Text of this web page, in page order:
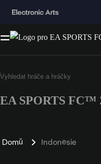
EA SPORTS FC™
Domů Indonésie